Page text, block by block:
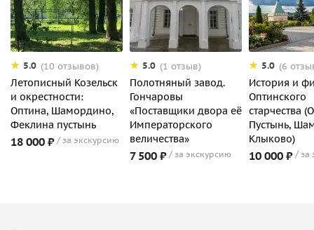
5.0 (10 отзывов)
Летописный Козельск
и окрестности:
Оптина, Шамордино,
Феклина пустынь
18 000 ₽ за экскурсию
5.0 (1 отзыв)
Полотняный завод.
Гончаровы
«Поставщики двора её
Императорского
величества»
7 500 ₽ за экскурсию
5.0 (6
История и
Оптинского
старчества
Пустынь,
Клыково)
10 000 ₽ за